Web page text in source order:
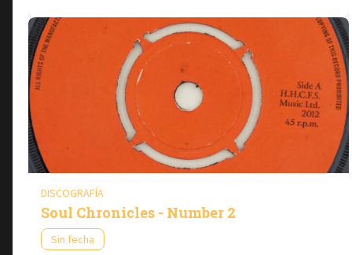
DISCOGRAFÍA
Soul Chronicles - Number 2
Sin fecha